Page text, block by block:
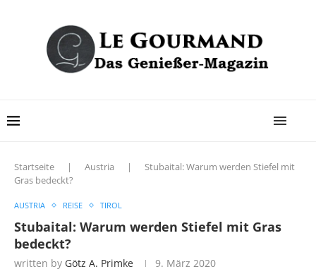
Startseite | Austria |
Stubaital: Warum werden Stiefel mit
Gras bedeckt?
AUSTRIA REISE TIROL
Stubaital: Warum werden Stiefel mit Gras
bedeckt?
written by Götz A. Primke 9. März 2020